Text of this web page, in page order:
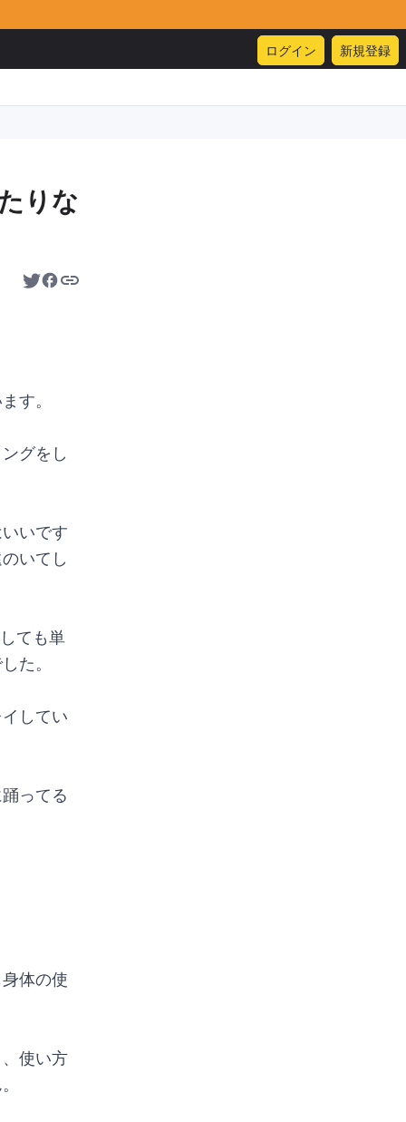
ログイン 新規登録
りな
す。
グをし
いです
いてし
ても単
た。
してい
ってる
体の使
使い方